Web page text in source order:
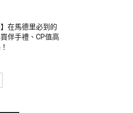
】在馬德里必到的
伴手禮、CP值高